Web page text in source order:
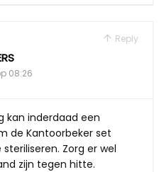
Reply
08:26
kan inderdaad een
de Kantoorbeker set
Zorg er wel
zijn tegen hitte.